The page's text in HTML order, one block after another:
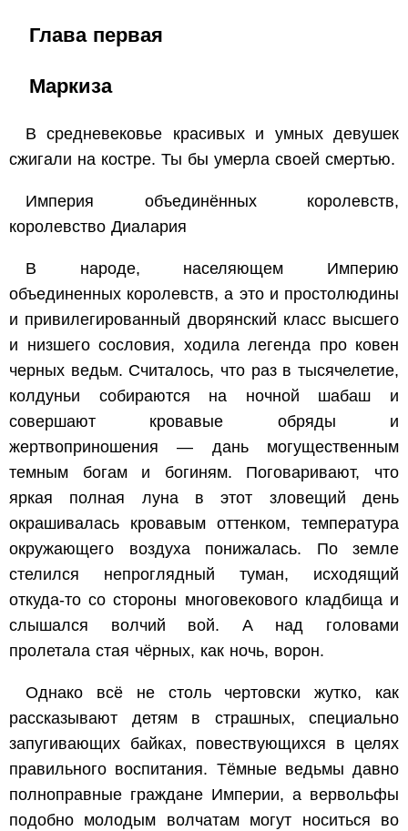
Глава первая
Маркиза
В средневековье красивых и умных девушек
сжигали на костре. Ты бы умерла своей смертью.
Империя объединённых королевств,
королевство Диалария
В народе, населяющем Империю
объединенных королевств, а это и простолюдины
и привилегированный дворянский класс высшего
и низшего сословия, ходила легенда про ковен
черных ведьм. Считалось, что раз в тысячелетие,
колдуньи собираются на ночной шабаш и
совершают кровавые обряды и
жертвоприношения — дань могущественным
темным богам и богиням. Поговаривают, что
яркая полная луна в этот зловещий день
окрашивалась кровавым оттенком, температура
окружающего воздуха понижалась. По земле
стелился непроглядный туман, исходящий
откуда-то со стороны многовекового кладбища и
слышался волчий вой. А над головами
пролетала стая чёрных, как ночь, ворон.
Однако всё не столь чертовски жутко, как
рассказывают детям в страшных, специально
запугивающих байках, повествующихся в целях
правильного воспитания. Тёмные ведьмы давно
полноправные граждане Империи, а вервольфы
подобно молодым волчатам могут носиться во